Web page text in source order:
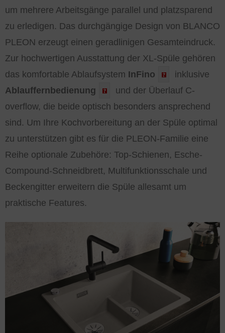
um mehrere Arbeitsgänge parallel und platzsparend
zu erledigen. Das durchgängige Design von BLANCO
PLEON erzeugt einen geradlinigen Gesamteindruck.
Zur hochwertigen Ausstattung der XL-Spüle gehören
das komfortable Ablaufsystem InFino
inklusive
Ablauffernbedienung
und der Überlauf C-
overflow, die beide optisch besonders ansprechend
sind. Um Ihre Kochvorbereitung an der Spüle optimal
zu unterstützen gibt es für die PLEON-Familie eine
Reihe optionale Zubehöre: Top-Schienen, Esche-
Compound-Schneidbrett, Multifunktionsschale und
Beckengitter erweitern die Spüle allesamt um
praktische Features.